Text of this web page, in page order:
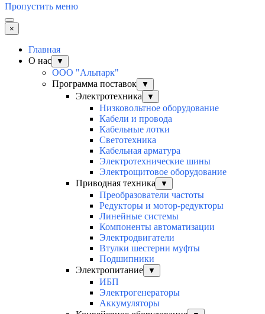
Пропустить меню
×
Главная
О нас
▼
ООО "Альпарк"
Программа поставок
▼
Электротехника ▼
Низковольтное оборудование
Кабели и провода
Кабельные лотки
Светотехника
Кабельная арматура
Электротехнические шины
Электрощитовое оборудование
Приводная техника
▼
Преобразователи частоты
Редукторы и мотор-редукторы
Линейные системы
Компоненты автоматизации
Электродвигатели
Втулки шестерни муфты
Подшипники
Электропитание
▼
ИБП
Электрогенераторы
Аккумуляторы